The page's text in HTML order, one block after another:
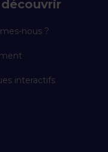
nous ?
interactifs